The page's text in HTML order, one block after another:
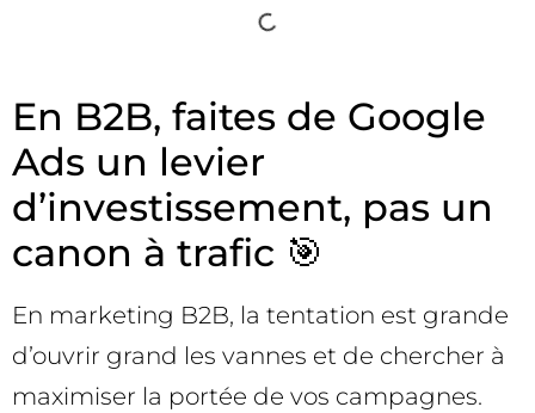
En B2B, faites de Google
Ads un levier
d’investissement, pas un
canon à trafic 🎯
En marketing B2B, la tentation est grande
d’ouvrir grand les vannes et de chercher à
maximiser la portée de vos campagnes.